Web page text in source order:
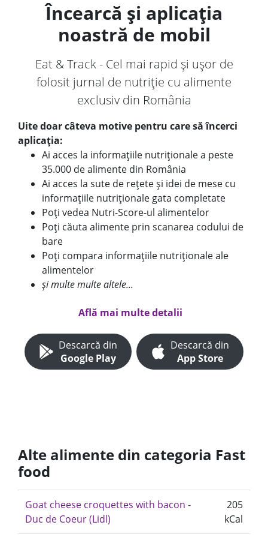
Încearcă și aplicația
noastră de mobil
Eat & Track - Cel mai rapid și ușor de
folosit jurnal de nutriție cu alimente
exclusiv din România
Uite doar câteva motive pentru care să încerci
aplicația:
Ai acces la informațiile nutriționale a peste
35.000 de alimente din România
Ai acces la sute de rețete și idei de mese cu
informațiile nutriționale gata completate
Poți vedea Nutri-Score-ul alimentelor
Poți căuta alimente prin scanarea codului de
bare
Poți compara informațiile nutriționale ale
alimentelor
și multe multe altele...
Află mai multe detalii
Descarcă din
Google Play
Descarcă din
App Store
Alte alimente din categoria Fast
food
Goat cheese croquettes with bacon -
Duc de Coeur (Lidl)
205
kCal